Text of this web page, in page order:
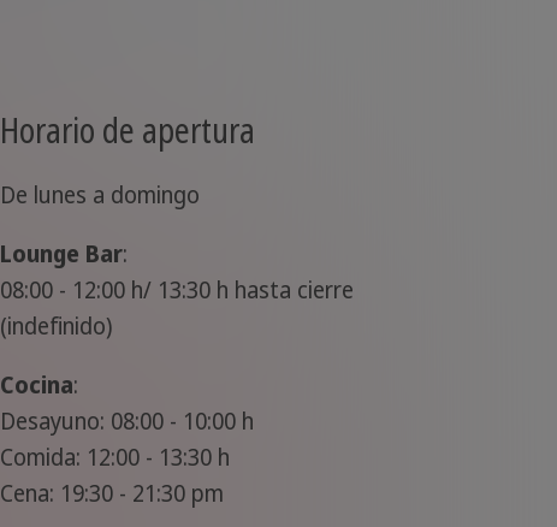
Horario de apertura
De lunes a domingo
Lounge Bar:
08:00 - 12:00 h/ 13:30 h hasta cierre
(indefinido)
Cocina:
Desayuno: 08:00 - 10:00 h
Comida: 12:00 - 13:30 h
Cena: 19:30 - 21:30 pm